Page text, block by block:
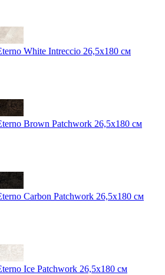
White Intreccio 26,5x180 см
Brown Patchwork 26,5x180 см
Carbon Patchwork 26,5x180 см
Ice Patchwork 26,5x180 см